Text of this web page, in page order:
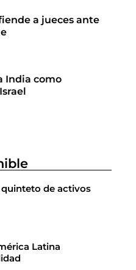
a jueces ante
India como
de activos
Latina